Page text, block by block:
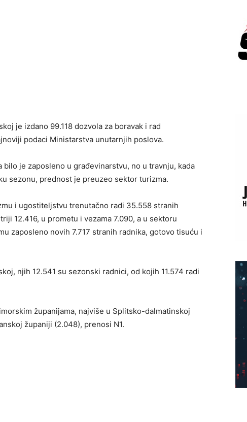
je izdano 99.118 dozvola za boravak i rad
podaci Ministarstva unutarnjih poslova.
je zaposleno u građevinarstvu, no u travnju, kada
sezonu, prednost je preuzeo sektor turizma.
i ugostiteljstvu trenutačno radi 35.558 stranih
12.416, u prometu i vezama 7.090, a u sektoru
zaposleno novih 7.717 stranih radnika, gotovo tisuću i
njih 12.541 su sezonski radnici, od kojih 11.574 radi
županijama, najviše u Splitsko-dalmatinskoj
županiji (2.048), prenosi N1.